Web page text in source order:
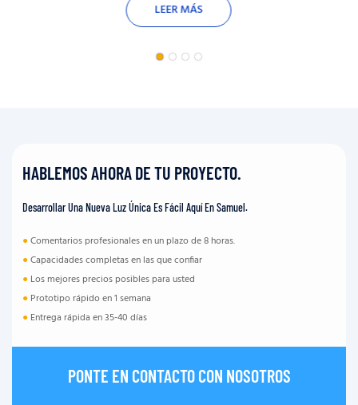
LEER MÁS
HABLEMOS AHORA DE TU PROYECTO.
Desarrollar Una Nueva Luz Única Es Fácil Aquí En Samuel.
●Comentarios profesionales en un plazo de 8 horas.
●Capacidades completas en las que confiar
● Los mejores precios posibles para usted
● Prototipo rápido en 1 semana
● Entrega rápida en 35-40 días
PONTE EN CONTACTO CON NOSOTROS